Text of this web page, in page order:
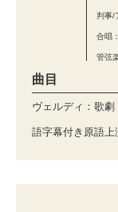
判事/
合唱
管弦
曲目
ヴェルディ：歌
語字幕付き原語上